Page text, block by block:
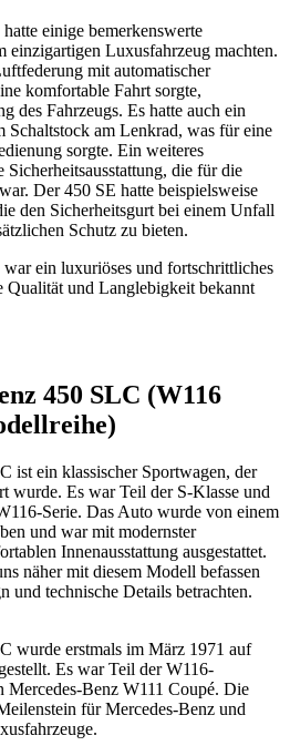
einige bemerkenswerte
einzigartigen Luxusfahrzeug machten.
mit automatischer
komfortable Fahrt sorgte,
des Fahrzeugs. Es hatte auch ein
Schaltstock am Lenkrad, was für eine
sorgte. Ein weiteres
die für die
Der 450 SE hatte beispielsweise
den Sicherheitsgurt bei einem Unfall
Schutz zu bieten.
ein luxuriöses und fortschrittliches
Qualität und Langlebigkeit bekannt
450 SLC (W116
ist ein klassischer Sportwagen, der
wurde. Es war Teil der S-Klasse und
Serie. Das Auto wurde von einem
und war mit modernster
Innenausstattung ausgestattet.
näher mit diesem Modell befassen
und technische Details betrachten.
wurde erstmals im März 1971 auf
Es war Teil der W116-
Mercedes-Benz W111 Coupé. Die
für Mercedes-Benz und